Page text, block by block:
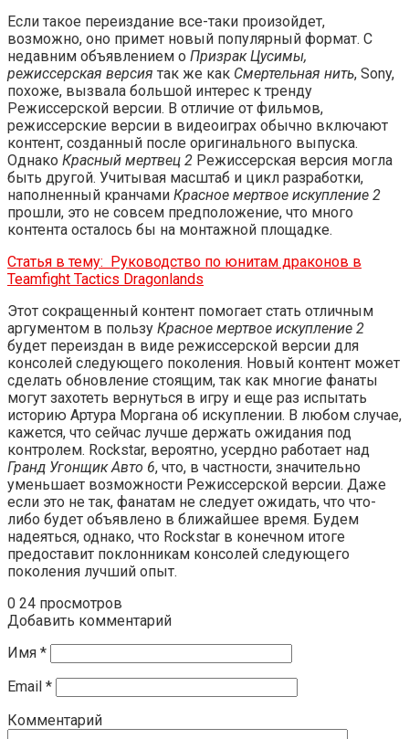
Если такое переиздание все-таки произойдет,
возможно, оно примет новый популярный формат. С
недавним объявлением о Призрак Цусимы,
режиссерская версия так же как Смертельная нить, Sony,
похоже, вызвала большой интерес к тренду
Режиссерской версии. В отличие от фильмов,
режиссерские версии в видеоиграх обычно включают
контент, созданный после оригинального выпуска.
Однако Красный мертвец 2 Режиссерская версия могла
быть другой. Учитывая масштаб и цикл разработки,
наполненный кранчами Красное мертвое искупление 2
прошли, это не совсем предположение, что много
контента осталось бы на монтажной площадке.
Статья в тему:
Руководство по юнитам драконов в
Teamfight Tactics Dragonlands
Этот сокращенный контент помогает стать отличным
аргументом в пользу Красное мертвое искупление 2
будет переиздан в виде режиссерской версии для
консолей следующего поколения. Новый контент может
сделать обновление стоящим, так как многие фанаты
могут захотеть вернуться в игру и еще раз испытать
историю Артура Моргана об искуплении. В любом случае,
кажется, что сейчас лучше держать ожидания под
контролем. Rockstar, вероятно, усердно работает над
Гранд Угонщик Авто 6, что, в частности, значительно
уменьшает возможности Режиссерской версии. Даже
если это не так, фанатам не следует ожидать, что что-
либо будет объявлено в ближайшее время. Будем
надеяться, однако, что Rockstar в конечном итоге
предоставит поклонникам консолей следующего
поколения лучший опыт.
0 24 просмотров
Добавить комментарий
Имя *
Email *
Комментарий